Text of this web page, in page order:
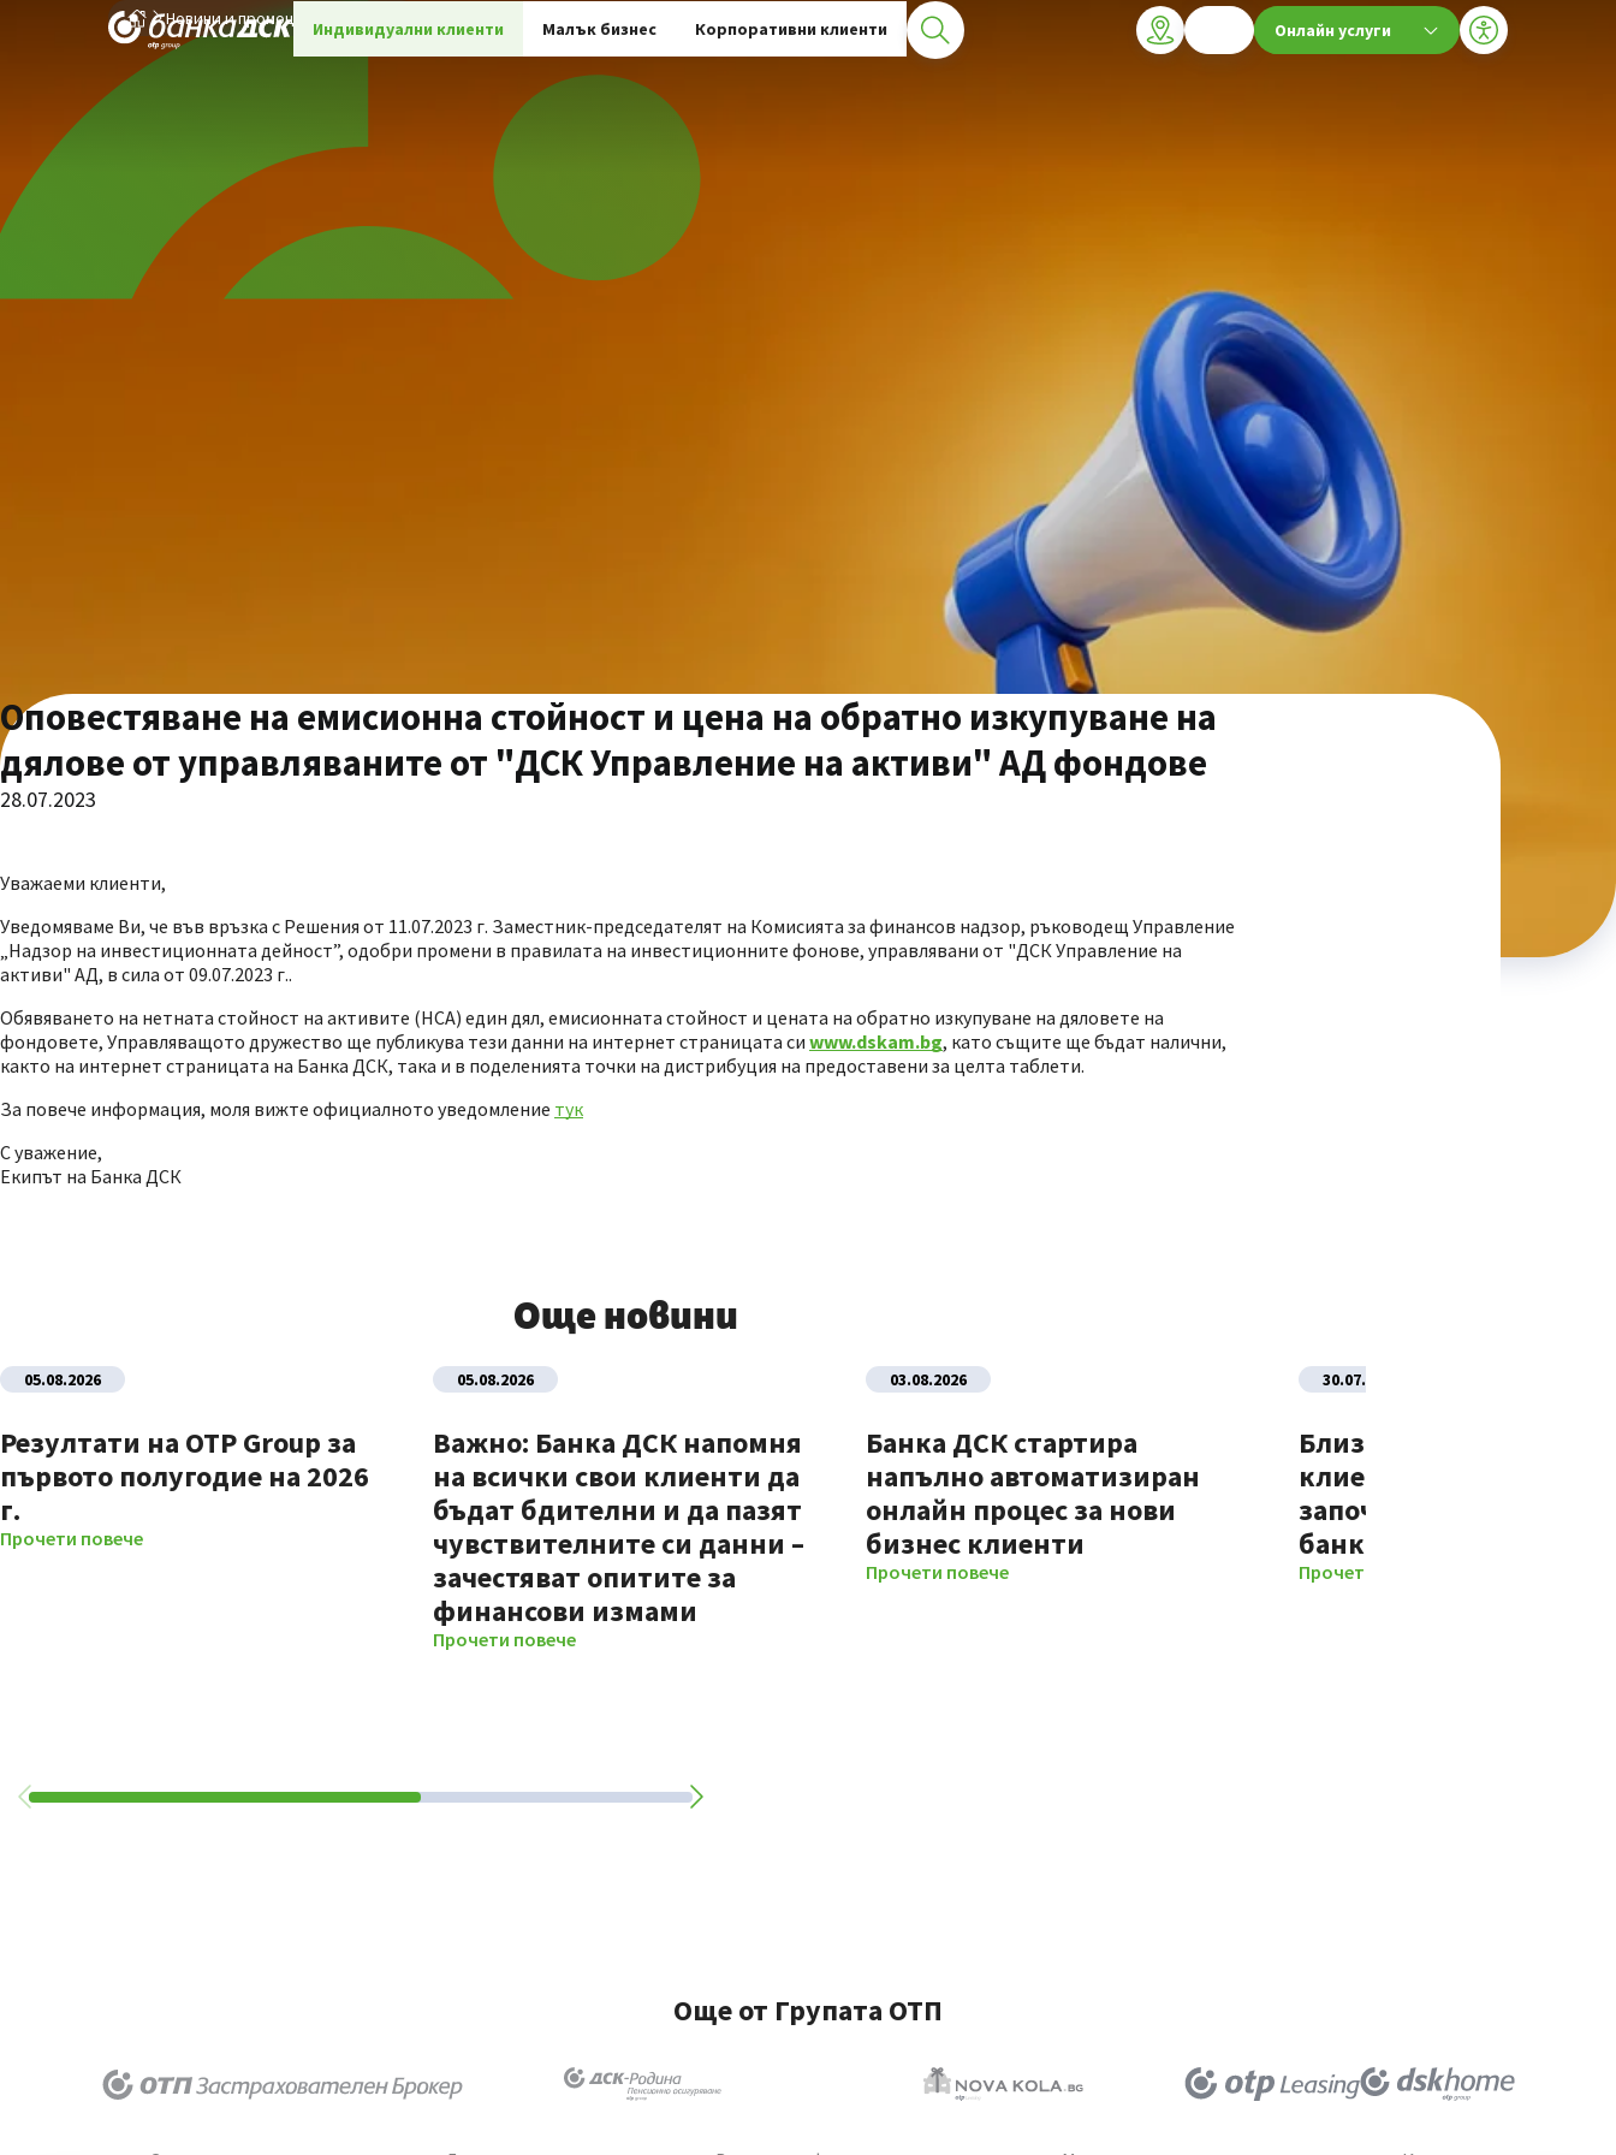
Индивидуални клиенти Малък бизнес Корпоративни клиенти Онлайн услуги
Новини и промоции
Оповестяване на емисионна стойност и цена на обратно изкупуване на
дялове от управляваните от "ДСК Управление на активи" АД фондове
28.07.2023
Уважаеми клиенти,
Уведомяваме Ви, че във връзка с Решения от 11.07.2023 г. Заместник-председателят на Комисията за финансов надзор, ръководещ Управление
„Надзор на инвестиционната дейност”, одобри промени в правилата на инвестиционните фонове, управлявани от "ДСК Управление на
активи" АД, в сила от 09.07.2023 г..
Обявяването на нетната стойност на активите (НСА) един дял, емисионната стойност и цената на обратно изкупуване на дяловете на
фондовете, Управляващото дружество ще публикува тези данни на интернет страницата си www.dskam.bg, като същите ще бъдат налични,
както на интернет страницата на Банка ДСК, така и в поделенията точки на дистрибуция на предоставени за целта таблети.
За повече информация, моля вижте официалното уведомление тук
С уважение,
Екипът на Банка ДСК
Още новини
05.08.2026
Резултати на OTP Group за
първото полугодие на 2026
г.
Прочети повече
05.08.2026
Важно: Банка ДСК напомня
на всички свои клиенти да
бъдат бдителни и да пазят
чувствителните си данни –
зачестяват опитите за
финансови измами
Прочети повече
03.08.2026
Банка ДСК стартира
напълно автоматизиран
онлайн процес за нови
бизнес клиенти
Прочети повече
30.07.2026
Близо 70% от новите
клиенти на Банка ДСК
започват отношенията
банката изцяло
Прочети повече
Още от Групата ОТП